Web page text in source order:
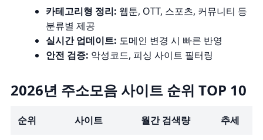
카테고리형 정리: 웹툰, OTT, 스포츠, 커뮤니티 등
분류별 제공
실시간 업데이트: 도메인 변경 시 빠른 반영
안전 검증: 악성코드, 피싱 사이트 필터링
2026년 주소모음 사이트 순위 TOP 10
순위 사이트 월간 검색량 추세